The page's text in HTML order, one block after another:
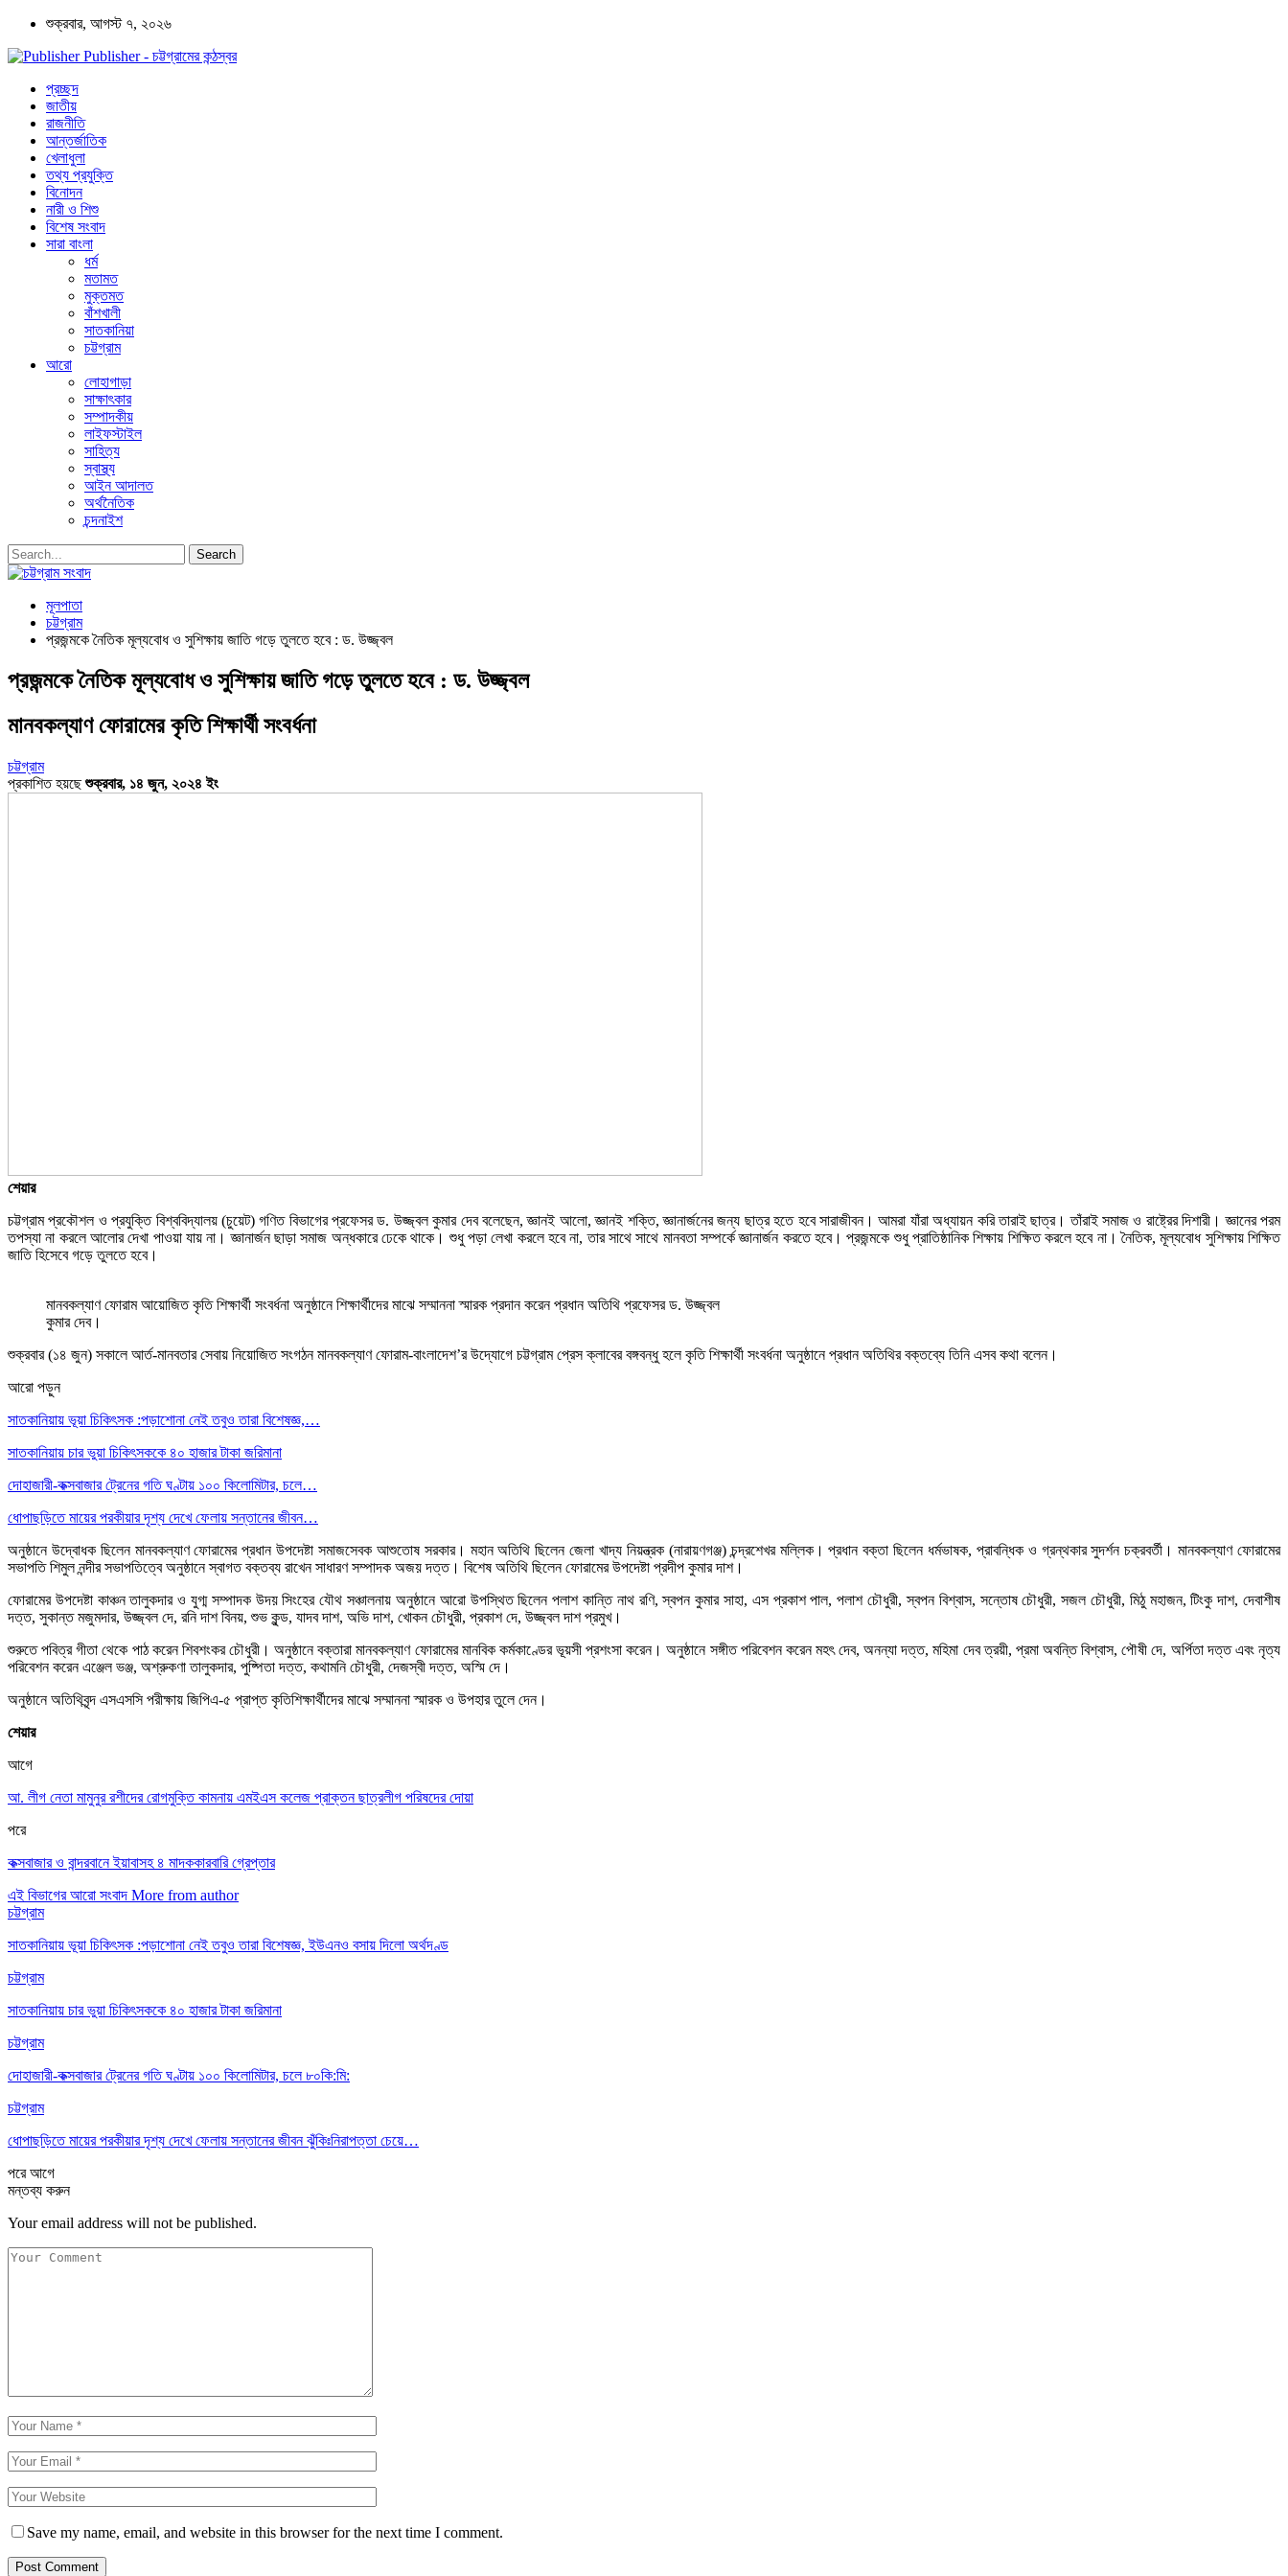
শুক্রবার, আগস্ট ৭, ২০২৬
Publisher - চট্টগ্রামের কন্ঠস্বর
প্রচ্ছদ
জাতীয়
রাজনীতি
আন্তর্জাতিক
খেলাধুলা
তথ্য প্রযুক্তি
বিনোদন
নারী ও শিশু
বিশেষ সংবাদ
সারা বাংলা
ধর্ম
মতামত
মুক্তমত
বাঁশখালী
সাতকানিয়া
চট্টগ্রাম
আরো
লোহাগাড়া
সাক্ষাৎকার
সম্পাদকীয়
লাইফস্টাইল
সাহিত্য
স্বাস্থ্য
আইন আদালত
অর্থনৈতিক
চন্দনাইশ
মূলপাতা
চট্টগ্রাম
প্রজন্মকে নৈতিক মূল্যবোধ ও সুশিক্ষায় জাতি গড়ে তুলতে হবে : ড. উজ্জ্বল
প্রজন্মকে নৈতিক মূল্যবোধ ও সুশিক্ষায় জাতি গড়ে তুলতে হবে : ড. উজ্জ্বল
মানবকল্যাণ ফোরামের কৃতি শিক্ষার্থী সংবর্ধনা
চট্টগ্রাম
প্রকাশিত হয়ছেশুক্রবার, ১৪ জুন, ২০২৪ ইং
শেয়ার
চট্টগ্রাম প্রকৌশল ও প্রযুক্তি বিশ্ববিদ্যালয় (চুয়েট) গণিত বিভাগের প্রফেসর ড. উজ্জ্বল কুমার দেব বলেছেন, জ্ঞানই আলো, জ্ঞানই শক্তি, জ্ঞানার্জনের জন্য ছাত্র হতে হবে সারাজীবন। আমরা যাঁরা অধ্যায়ন করি তারাই ছাত্র। তাঁরাই সমাজ ও রাষ্ট্রের দিশারী। জ্ঞানের পরম
তপস্যা না করলে আলোর দেখা পাওয়া যায় না। জ্ঞানার্জন ছাড়া সমাজ অন্ধকারে ঢেকে থাকে। শুধু পড়া লেখা করলে হবে না, তার সাথে সাথে মানবতা সম্পর্কে জ্ঞানার্জন করতে হবে। প্রজন্মকে শুধু প্রাতিষ্ঠানিক শিক্ষায় শিক্ষিত করলে হবে না। নৈতিক, মূল্যবোধ সুশিক্ষায় শিক্ষিত
জাতি হিসেবে গড়ে তুলতে হবে।
মানবকল্যাণ ফোরাম আয়োজিত কৃতি শিক্ষার্থী সংবর্ধনা অনুষ্ঠানে শিক্ষার্থীদের মাঝে সম্মাননা স্মারক প্রদান করেন প্রধান অতিথি প্রফেসর ড. উজ্জ্বল
কুমার দেব।
শুক্রবার (১৪ জুন) সকালে আর্ত-মানবতার সেবায় নিয়োজিত সংগঠন মানবকল্যাণ ফোরাম-বাংলাদেশ’র উদ্যোগে চট্টগ্রাম প্রেস ক্লাবের বঙ্গবন্ধু হলে কৃতি শিক্ষার্থী সংবর্ধনা অনুষ্ঠানে প্রধান অতিথির বক্তব্যে তিনি এসব কথা বলেন।
আরো পড়ুন
সাতকানিয়ায় ভূয়া চিকিৎসক :পড়াশোনা নেই তবুও তারা বিশেষজ্ঞ,…
সাতকানিয়ায় চার ভুয়া চিকিৎসককে ৪০ হাজার টাকা জরিমানা
দোহাজারী-কক্সবাজার ট্রেনের গতি ঘণ্টায় ১০০ কিলোমিটার, চলে…
ধোপাছড়িতে মায়ের পরকীয়ার দৃশ্য দেখে ফেলায় সন্তানের জীবন…
অনুষ্ঠানে উদ্বোধক ছিলেন মানবকল্যাণ ফোরামের প্রধান উপদেষ্টা সমাজসেবক আশুতোষ সরকার। মহান অতিথি ছিলেন জেলা খাদ্য নিয়ন্ত্রক (নারায়ণগঞ্জ) চন্দ্রশেখর মল্লিক। প্রধান বক্তা ছিলেন ধর্মভাষক, প্রাবন্ধিক ও গ্রন্থকার সুদর্শন চক্রবর্তী। মানবকল্যাণ ফোরামের
সভাপতি শিমুল নন্দীর সভাপতিত্বে অনুষ্ঠানে স্বাগত বক্তব্য রাখেন সাধারণ সম্পাদক অজয় দত্ত। বিশেষ অতিথি ছিলেন ফোরামের উপদেষ্টা প্রদীপ কুমার দাশ।
ফোরামের উপদেষ্টা কাঞ্চন তালুকদার ও যুগ্ম সম্পাদক উদয় সিংহের যৌথ সঞ্চালনায় অনুষ্ঠানে আরো উপস্থিত ছিলেন পলাশ কান্তি নাথ রণি, স্বপন কুমার সাহা, এস প্রকাশ পাল, পলাশ চৌধুরী, স্বপন বিশ্বাস, সন্তোষ চৌধুরী, সজল চৌধুরী, মিঠু মহাজন, টিংকু দাশ, দেবাশীষ
দত্ত, সুকান্ত মজুমদার, উজ্জ্বল দে, রনি দাশ বিনয়, শুভ কুন্ড, যাদব দাশ, অভি দাশ, খোকন চৌধুরী, প্রকাশ দে, উজ্জ্বল দাশ প্রমুখ।
শুরুতে পবিত্র গীতা থেকে পাঠ করেন শিবশংকর চৌধুরী। অনুষ্ঠানে বক্তারা মানবকল্যাণ ফোরামের মানবিক কর্মকাণ্ডের ভূয়সী প্রশংসা করেন। অনুষ্ঠানে সঙ্গীত পরিবেশন করেন মহৎ দেব, অনন্যা দত্ত, মহিমা দেব ত্রয়ী, প্রমা অবন্তি বিশ্বাস, পৌষী দে, অর্পিতা দত্ত এবং নৃত্য
পরিবেশন করেন এঞ্জেল ভঞ্জ, অশ্রুকণা তালুকদার, পুষ্পিতা দত্ত, কথামনি চৌধুরী, দেজস্বী দত্ত, অস্মি দে।
অনুষ্ঠানে অতিথিবৃন্দ এসএসসি পরীক্ষায় জিপিএ-৫ প্রাপ্ত কৃতিশিক্ষার্থীদের মাঝে সম্মাননা স্মারক ও উপহার তুলে দেন।
শেয়ার
আগে
আ. লীগ নেতা মামুনুর রশীদের রোগমুক্তি কামনায় এমইএস কলেজ প্রাক্তন ছাত্রলীগ পরিষদের দোয়া
পরে
কক্সবাজার ও বান্দরবানে ইয়াবাসহ ৪ মাদককারবারি গ্রেপ্তার
এই বিভাগের আরো সংবাদ More from author
চট্টগ্রাম
সাতকানিয়ায় ভূয়া চিকিৎসক :পড়াশোনা নেই তবুও তারা বিশেষজ্ঞ, ইউএনও বসায় দিলো অর্থদণ্ড
চট্টগ্রাম
সাতকানিয়ায় চার ভুয়া চিকিৎসককে ৪০ হাজার টাকা জরিমানা
চট্টগ্রাম
দোহাজারী-কক্সবাজার ট্রেনের গতি ঘণ্টায় ১০০ কিলোমিটার, চলে ৮০কি:মি:
চট্টগ্রাম
ধোপাছড়িতে মায়ের পরকীয়ার দৃশ্য দেখে ফেলায় সন্তানের জীবন ঝুঁকিঃনিরাপত্তা চেয়ে…
পরেআগে
মন্তব্য করুন
Your email address will not be published.
Save my name, email, and website in this browser for the next time I comment.